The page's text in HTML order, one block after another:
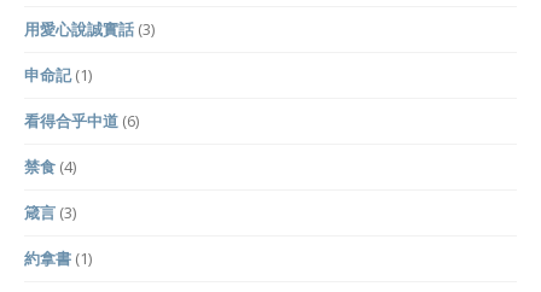
用愛心說誠實話 (3)
申命記(1)
看得合乎中道 (6)
禁食 (4)
箴言 (3)
約拿書 (1)